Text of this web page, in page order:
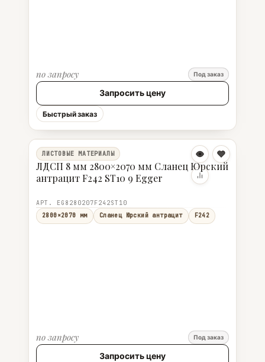
по запросу Под заказ
Запросить цену
Быстрый заказ
ЛИСТОВЫЕ МАТЕРИАЛЫ
ЛДСП 8 мм 2800×2070 мм Сланец Юрский
антрацит F242 ST10 9 Egger
АРТ. EG8280207F242ST10
2800×2070 мм
Сланец Юрский антрацит F242
по запросу Под заказ
Запросить цену